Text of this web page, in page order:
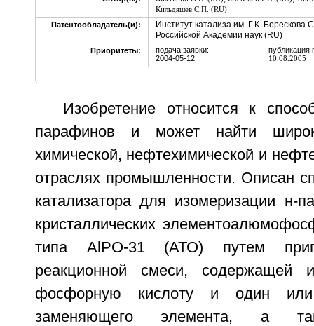
Кильдяшев С.П. (RU)
Патентообладатель(и):
Институт катализа им. Г.К. Борескова
Российской Академии наук (RU)
Приоритеты:
подача заявки:
2004-05-12
публикация
10.08.2005
Изобретение относится к
парафинов и может найти
химической, нефтехимической и
отраслях промышленности. Описан
катализатора для изомеризации н-
кристаллических
типа AlPO-31 (АТО) путем
реакционной смеси, содержащей
фосфорную кислоту и один или
заменяющего элемента, а